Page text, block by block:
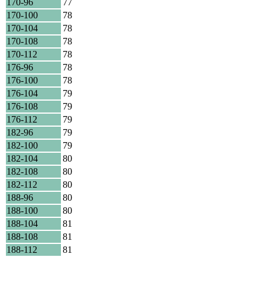
170-96
77
170-100
78
170-104
78
170-108
78
170-112
78
176-96
78
176-100
78
176-104
79
176-108
79
176-112
79
182-96
79
182-100
79
182-104
80
182-108
80
182-112
80
188-96
80
188-100
80
188-104
81
188-108
81
188-112
81